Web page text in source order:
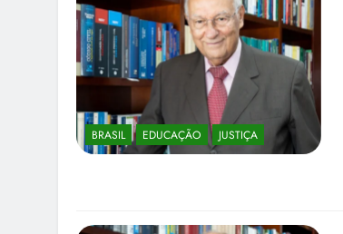
BRASIL EDUCAÇÃO JUSTIÇA